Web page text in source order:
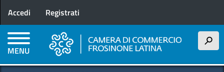
principale
Menu profilo utente
Accedi Registrati
MENU
h